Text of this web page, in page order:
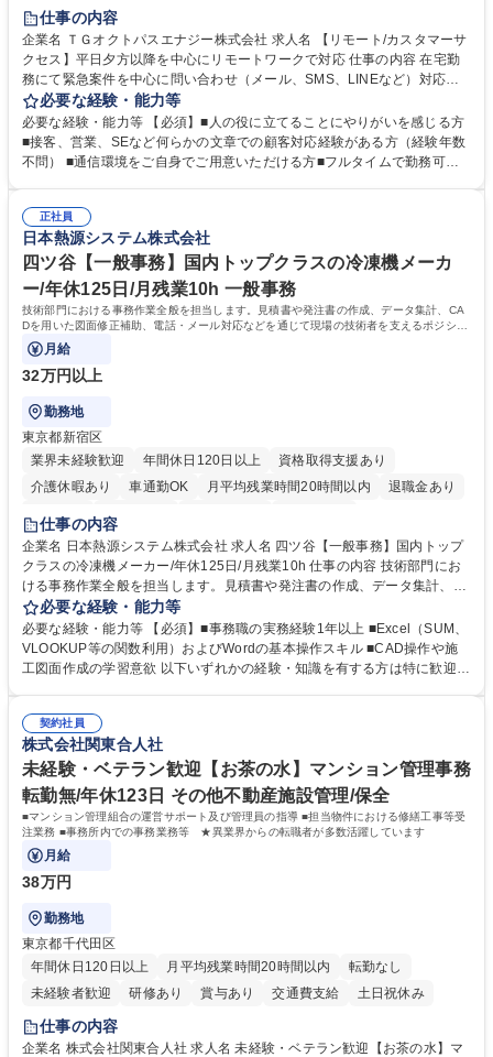
仕事の内容
企業名 ＴＧオクトパスエナジー株式会社 求人名 【リモート/カスタマーサ
クセス】平日夕方以降を中心にリモートワークで対応 仕事の内容 在宅勤
務にて緊急案件を中心に問い合わせ（メール、SMS、LINEなど）対応、
契約開始手続き処理などを行なっていただきます。カスタマーサクセス
（Digiops：デジオプス）と運用構築の業務となります。 ■お問い合わせ
対応業務全般（システム入力、契約手続き含む） ■デジタルコミュニケー
ションツール（メール、SMS、LINE等）を使用 ■お客様のニーズに応じた
添ってサービス提供できることが魅力 募集職種 【リモート/カスタマーサ
クセス】平日夕方以降を中心にリモートワークで対応
必要な経験・能力等
必要な経験・能力等 【必須】■人の役に立てることにやりがいを感じる方
■接客、営業、SEなど何らかの文章での顧客対応経験がある方（経験年数
不問） ■通信環境をご自身でご用意いただける方■フルタイムで勤務可能
境に貢献したい■改善提案や改善アクション等新しいことに意欲がある方
【英語（語学力）】■翻訳ツールを用い英語でコミュニケーションをとる
ことに抵抗がない方■英語は話せなくても問題はありませんが、英語が話
せますと、よりチャンスが広がります。※日本語がネイティブレベル必須
学歴・資格 学歴：大学院 大学 高専 短大 専修学校 高校 語学力： 資格：
正社員
日本熱源システム株式会社
四ツ谷【一般事務】国内トップクラスの冷凍機メーカ
ー/年休125日/月残業10h 一般事務
技術部門における事務作業全般を担当します。見積書や発注書の作成、データ集計、CA
Dを用いた図面修正補助、電話・メール対応などを通じて現場の技術者を支えるポジショ
ンです。
月給
32万円以上
勤務地
東京都新宿区
業界未経験歓迎
年間休日120日以上
資格取得支援あり
介護休暇あり
車通勤OK 月平均残業時間20時間以内
退職金あり
賞与あり
交通費支給
仕事の内容
企業名 日本熱源システム株式会社 求人名 四ツ谷【一般事務】国内トップ
クラスの冷凍機メーカー/年休125日/月残業10h 仕事の内容 技術部門にお
ける事務作業全般を担当します。見積書や発注書の作成、データ集計、C
ADを用いた図面修正補助、電話・メール対応などを通じて現場の技術者
を支えるポジションです。 【仕事内容】■資料の整理、作成、ファイリン
グ、受発注等のデータ入力 ■工事見積書や発注書など案件に関する書面の
作成および管理■Excel関数を用いたデータ集計および管理■CAD操作によ
中で少しずつ身につけられますので、専門知識を持たない方でも安心して
ご応募いただけます。 募集職種 四ツ谷【一般事務】国内トップクラスの
冷凍機メーカー/年休125日/月残業10h
必要な経験・能力等
必要な経験・能力等 【必須】■事務職の実務経験1年以上 ■Excel（SUM、
VLOOKUP等の関数利用）およびWordの基本操作スキル ■CAD操作や施
工図面作成の学習意欲 以下いずれかの経験・知識を有する方は特に歓迎し
を使用しますが既存フォーマットへの入力・修正が中心です。一から関数
を組むことはありませんのでご安心ください。 学歴・資格 学歴：大学院
大学 高専 短大 専修学校 高校 語学力： 資格：第一種運転免許普通自動車
契約社員
株式会社関東合人社
未経験・ベテラン歓迎【お茶の水】マンション管理事務
転勤無/年休123日 その他不動産施設管理/保全
■マンション管理組合の運営サポート及び管理員の指導 ■担当物件における修繕工事等受
注業務 ■事務所内での事務業務等 ★異業界からの転職者が多数活躍しています
月給
38万円
勤務地
東京都千代田区
年間休日120日以上
月平均残業時間20時間以内
転勤なし
未経験者歓迎
研修あり 賞与あり 交通費支給 土日祝休み
仕事の内容
企業名 株式会社関東合人社 求人名 未経験・ベテラン歓迎【お茶の水】マ